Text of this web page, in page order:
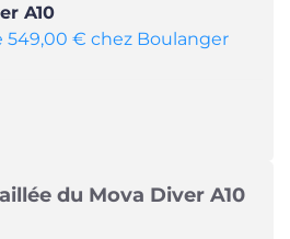
A10
549,00 € chez Boulanger
du Mova Diver A10